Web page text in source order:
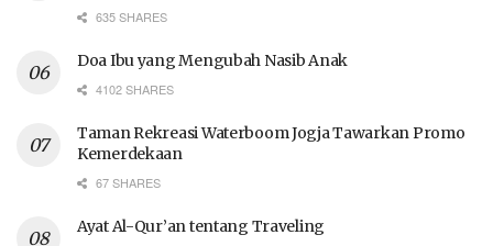
635 SHARES
Doa Ibu yang Mengubah Nasib Anak
4102 SHARES
Taman Rekreasi Waterboom Jogja Tawarkan Promo
Kemerdekaan
67 SHARES
Ayat Al-Qur’an tentang Traveling